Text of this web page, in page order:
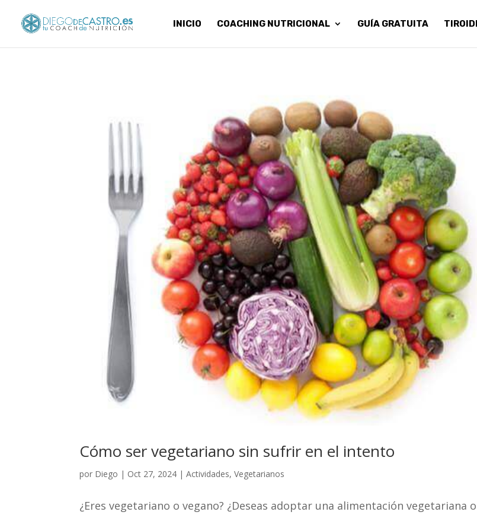
INICIO COACHING NUTRICIONAL GUÍA GRATUITA
Cómo ser vegetariano sin sufrir en el intento
por Diego | Oct 27, 2024 |Actividades,Vegetarianos
¿Eres vegetariano o vegano? ¿Deseas adoptar una alimentación vegetariana